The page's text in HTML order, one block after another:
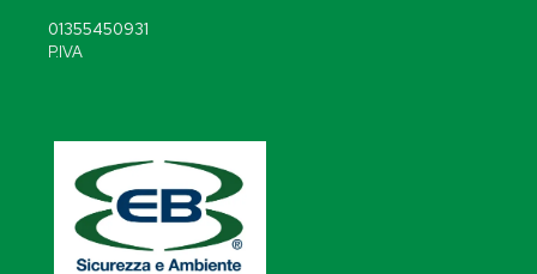
01355450931
P.IVA